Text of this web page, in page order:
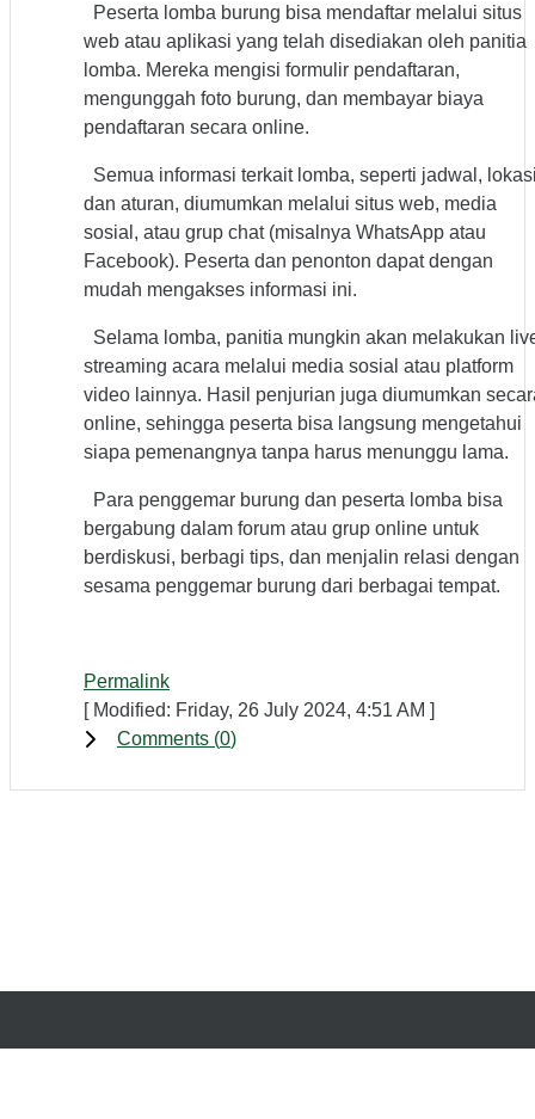
Peserta lomba burung bisa mendaftar melalui situs
web atau aplikasi yang telah disediakan oleh panitia
lomba. Mereka mengisi formulir pendaftaran,
mengunggah foto burung, dan membayar biaya
pendaftaran secara online.
Semua informasi terkait lomba, seperti jadwal,
dan aturan, diumumkan melalui situs web, media
sosial, atau grup chat (misalnya WhatsApp atau
Facebook). Peserta dan penonton dapat dengan
mudah mengakses informasi ini.
Selama lomba, panitia mungkin akan melakukan
streaming acara melalui media sosial atau platform
video lainnya. Hasil penjurian juga diumumkan
online, sehingga peserta bisa langsung mengetahui
siapa pemenangnya tanpa harus menunggu lama.
Para penggemar burung dan peserta lomba bisa
bergabung dalam forum atau grup online untuk
berdiskusi, berbagi tips, dan menjalin relasi dengan
sesama penggemar burung dari berbagai tempat.
Permalink
[ Modified: Friday, 26 July 2024, 4:51 AM ]
Comments (0)